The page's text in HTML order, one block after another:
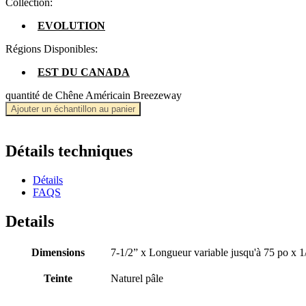
EVOLUTION
Régions Disponibles:
EST DU CANADA
quantité de Chêne Américain Breezeway
Ajouter un échantillon au panier
Détails techniques
Détails
FAQS
Details
Dimensions 7-1/2” x Longueur variable jusqu'à 75 po x
Teinte Naturel pâle